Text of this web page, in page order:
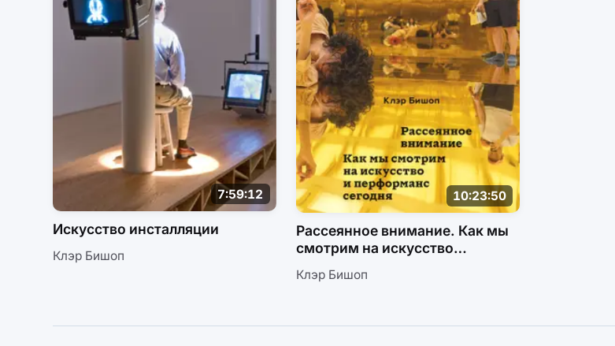
7:59:12
Искусство инсталляции
Клэр Бишоп
10:23:50
Рассеянное внимание. Как мы
смотрим на искусство
и перформанс сегодня
Клэр Бишоп